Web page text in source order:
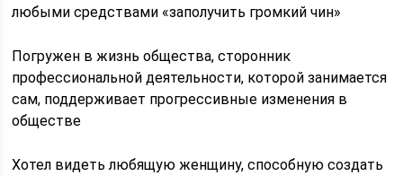
любыми средствами «заполучить громкий чин»
Погружен в жизнь общества, сторонник
профессиональной деятельности, которой занимается
сам, поддерживает прогрессивные изменения в
обществе
Хотел видеть любящую женщину, способную создать